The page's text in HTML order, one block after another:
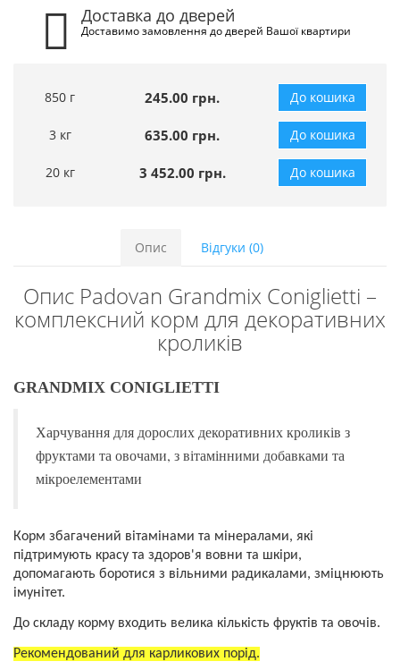
Доставка до дверей
Доставимо замовлення до дверей Вашої квартири
850 г 245.00 грн. До кошика
3 кг 635.00 грн. До кошика
20 кг 3 452.00 грн. До кошика
Опис Відгуки (0)
Опис Padovan Grandmix Coniglietti –
комплексний корм для декоративних
кроликів
GRANDMIX CONIGLIETTI
Харчування для дорослих декоративних кроликів з
фруктами та овочами, з вітамінними добавками та
мікроелементами
Корм збагачений вітамінами та мінералами, які
підтримують красу та здоров'я вовни та шкіри,
допомагають боротися з вільними радикалами, зміцнюють
імунітет.
До складу корму входить велика кількість фруктів та овочів.
Рекомендований для карликових порід.